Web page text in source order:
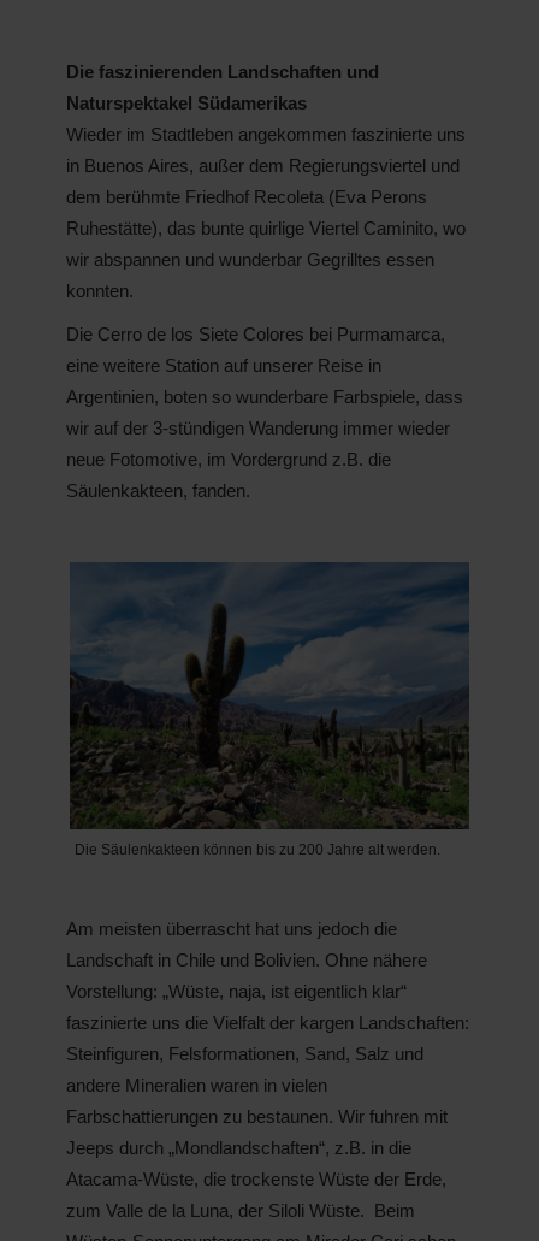
Die faszinierenden Landschaften und
Naturspektakel Südamerikas
Wieder im Stadtleben angekommen faszinierte uns
in Buenos Aires, außer dem Regierungsviertel und
dem berühmte Friedhof Recoleta (Eva Perons
Ruhestätte), das bunte quirlige Viertel Caminito, wo
wir abspannen und wunderbar Gegrilltes essen
konnten.
Die Cerro de los Siete Colores bei Purmamarca,
eine weitere Station auf unserer Reise in
Argentinien, boten so wunderbare Farbspiele, dass
wir auf der 3-stündigen Wanderung immer wieder
neue Fotomotive, im Vordergrund z.B. die
Säulenkakteen, fanden.
Die Säulenkakteen können bis zu 200 Jahre alt werden.
Am meisten überrascht hat uns jedoch die
Landschaft in Chile und Bolivien. Ohne nähere
Vorstellung: „Wüste, naja, ist eigentlich klar“
faszinierte uns die Vielfalt der kargen Landschaften:
Steinfiguren, Felsformationen, Sand, Salz und
andere Mineralien waren in vielen
Farbschattierungen zu bestaunen. Wir fuhren mit
Jeeps durch „Mondlandschaften“, z.B. in die
Atacama-Wüste, die trockenste Wüste der Erde,
zum Valle de la Luna, der Siloli Wüste. Beim